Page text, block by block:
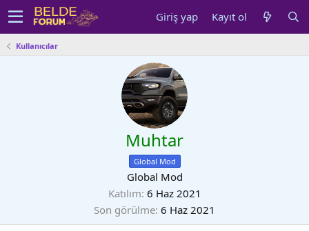
Giriş yap Kayıt ol
Kullanıcılar
Muhtar
Global Mod
Global Mod
Katılım 6 Haz 2021
Son görülme 6 Haz 2021